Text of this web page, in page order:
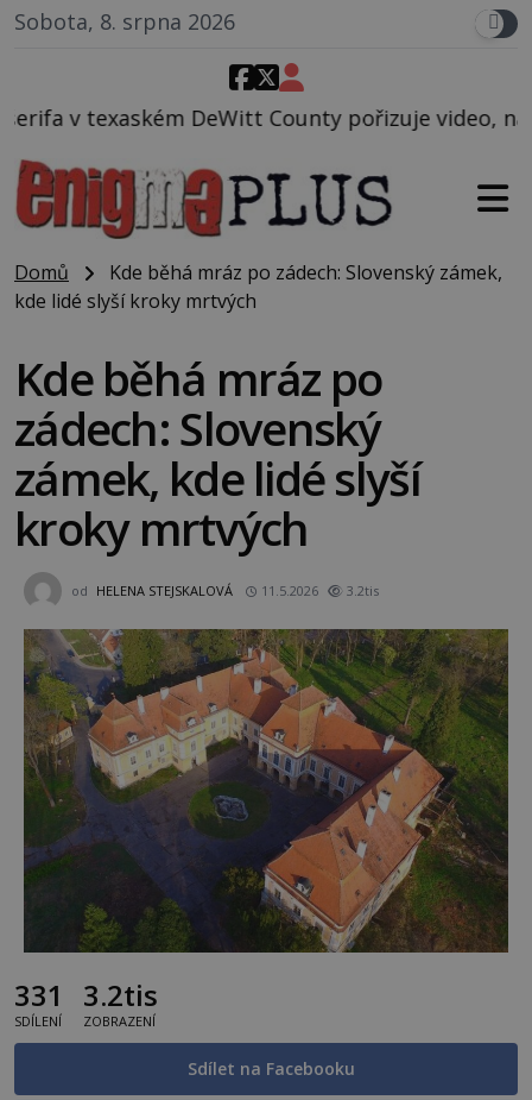
Sobota, 8. srpna 2026
County pořizuje video, na kterém před jeho
Domů
Kde běhá mráz po zádech: Slovenský zámek,
kde lidé slyší kroky mrtvých
Kde běhá mráz po
zádech: Slovenský
zámek, kde lidé slyší
kroky mrtvých
od HELENA STEJSKALOVÁ 11.5.2026 3.2tis
331
SDÍLENÍ
3.2tis
ZOBRAZENÍ
Sdílet na Facebooku